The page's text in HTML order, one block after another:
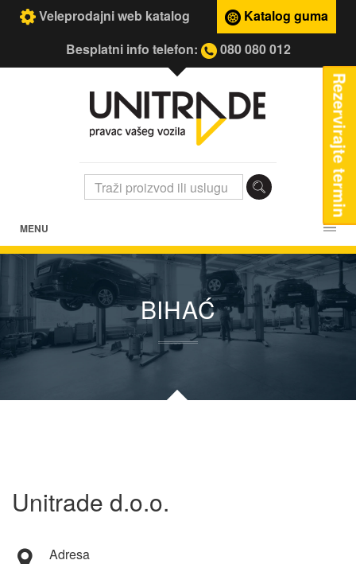
Veleprodajni web katalog
Katalog guma
Besplatni info telefon:
080 080 012
MENU
BIHAĆ
Unitrade d.o.o.
Adresa
Rezervirajte termin